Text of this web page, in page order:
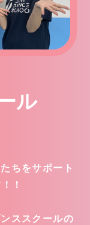
ル
ちをサポート
！
ススクールの